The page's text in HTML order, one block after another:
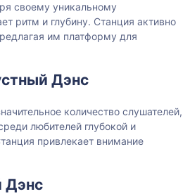
своему уникальному
ритм и глубину. Станция активно
им платформу для
Дэнс
количество слушателей,
любителей глубокой и
привлекает внимание
Дэнс